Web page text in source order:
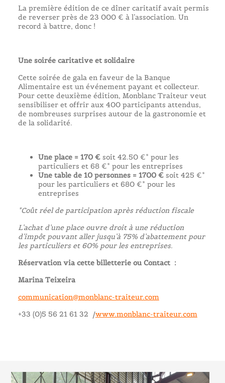
La première édition de ce dîner caritatif avait permis
de reverser près de 23 000 € à l’association. Un
record à battre, donc !
Une soirée caritative et solidaire
Cette soirée de gala en faveur de la Banque
Alimentaire est un événement payant et collecteur.
Pour cette deuxième édition, Monblanc Traiteur veut
sensibiliser et offrir aux 400 participants attendus,
de nombreuses surprises autour de la gastronomie et
de la solidarité.
Une place = 170 €soit 42.50 €* pour les
particuliers et 68 €* pour les entreprises
Une table de 10 personnes = 1700 €soit 425 €*
pour les particuliers et 680 €* pour les
entreprises
*Coût réel de participation après réduction fiscale
L’achat d’une place ouvre droit à une réduction
d’impôt pouvant aller jusqu’à 75% d’abattement pour
les particuliers et 60% pour les entreprises.
Réservation via cette billetterie ou Contact :
Marina Teixeira
communication@monblanc-traiteur.com
+33 (0)5 56 21 61 32 /www.monblanc-traiteur.com